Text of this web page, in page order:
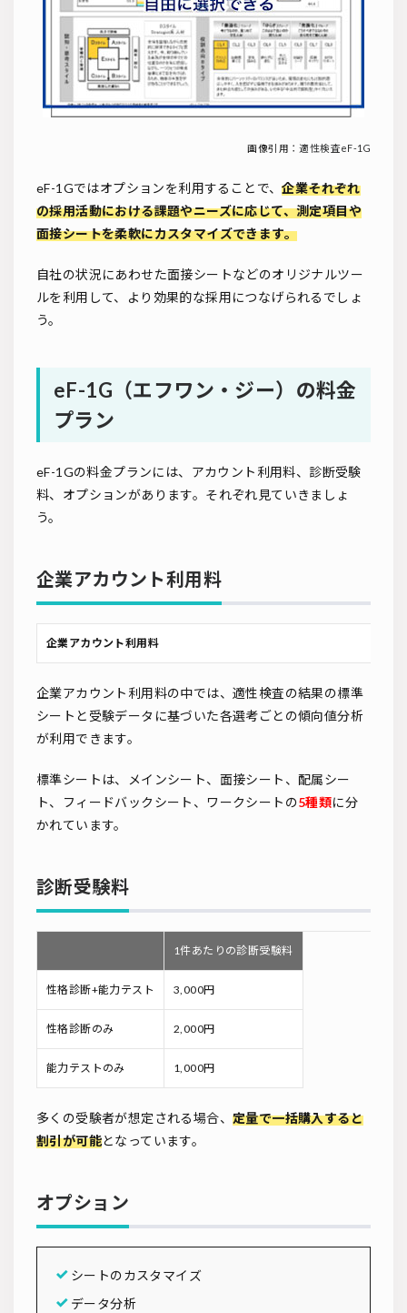
画像引用：適性検査eF-1G
eF-1Gではオプションを利用することで、企業それぞれ
の採用活動における課題やニーズに応じて、測定項目や
面接シートを柔軟にカスタマイズできます。
自社の状況にあわせた面接シートなどのオリジナルツー
ルを利用して、より効果的な採用につなげられるでしょ
う。
eF-1G（エフワン・ジー）の料金
プラン
eF-1Gの料金プランには、アカウント利用料、診断受験
料、オプションがあります。それぞれ見ていきましょ
う。
企業アカウント利用料
企業アカウント利用料
企業アカウント利用料の中では、適性検査の結果の標準
シートと受験データに基づいた各選考ごとの傾向値分析
が利用できます。
標準シートは、メインシート、面接シート、配属シー
ト、フィードバックシート、ワークシートの5種類に分
かれています。
診断受験料
1件あたりの診断受験料
性格診断+能力テスト 3,000円
性格診断のみ 2,000円
能力テストのみ 1,000円
多くの受験者が想定される場合、 定量で一括購入すると
割引が可能となっています。
オプション
シートのカスタマイズ
データ分析